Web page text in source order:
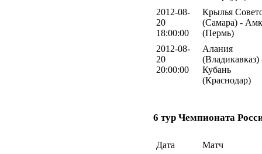
2012-08-
20
18:00:00
Крылья
(Самара) -
(Пермь)
2012-08-
20
20:00:00
Алания
(Владикавказ)
Кубань
(Краснодар)
6 тур Чемпионата
Дата
Матч